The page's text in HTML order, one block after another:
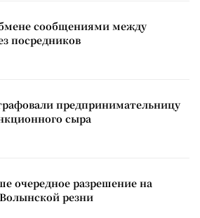
сообщениями между
посредников
предпринимательницу
сыра
очередное разрешение на
резни